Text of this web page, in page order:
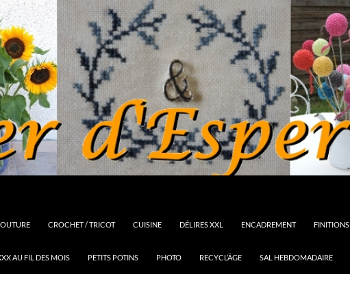
CROCHET / TRICOT CUISINE DÉLIRES XXL ENCADREMENT FINITIONS
AU FIL DES MOIS PETITS POTINS PHOTO RECYCL’ÂGE SAL HEBDOMADAIRE